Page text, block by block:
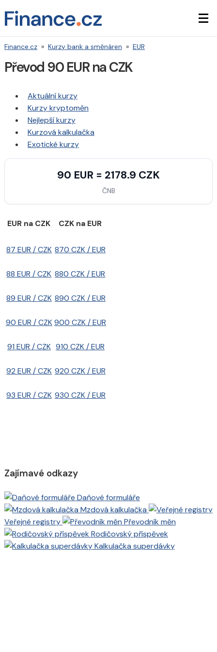
Finance.cz » Kurzy bank a směnáren » EUR
Převod 90 EUR na CZK
Aktuální kurzy
Kurzy kryptoměn
Nejlepší kurzy
Kurzová kalkulačka
Exotické kurzy
90 EUR = 2178.9 CZK
ČNB
EUR na CZK CZK na EUR
87 EUR / CZK
88 EUR / CZK
89 EUR / CZK
90 EUR / CZK
91 EUR / CZK
92 EUR / CZK
93 EUR / CZK
870 CZK / EUR
880 CZK / EUR
890 CZK / EUR
900 CZK / EUR
910 CZK / EUR
920 CZK / EUR
930 CZK / EUR
Zajímavé odkazy
Daňové formuláře
Mzdová kalkulačka
Veřejné registry
Převodník měn
Rodičovský příspěvek
Kalkulačka superdávky